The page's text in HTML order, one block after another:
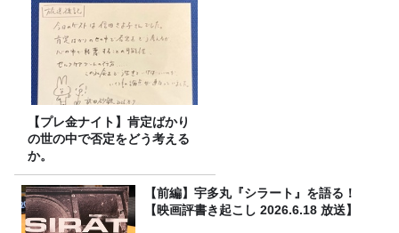
【プレ金ナイト】肯定ばかり
の世の中で否定をどう考える
か。
【前編】宇多丸『シラート』を語る！
【映画評書き起こし 2026.6.18 放送】